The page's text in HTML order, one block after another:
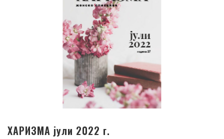
ХАРИЗМА јули 2022 г.